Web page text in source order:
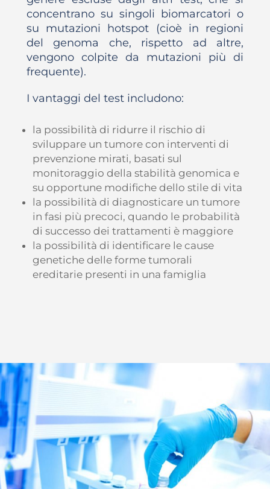
concentrano su singoli biomarcatori o
su mutazioni hotspot (cioè in regioni
del genoma che, rispetto ad altre,
vengono colpite da mutazioni più di
frequente).
I vantaggi del test includono:
la possibilità di ridurre il rischio di
sviluppare un tumore con interventi di
prevenzione mirati, basati sul
monitoraggio della stabilità genomica e
su opportune modifiche dello stile di vita
la possibilità di diagnosticare un tumore
in fasi più precoci, quando le probabilità
di successo dei trattamenti è maggiore
la possibilità di identificare le cause
genetiche delle forme tumorali
ereditarie presenti in una famiglia